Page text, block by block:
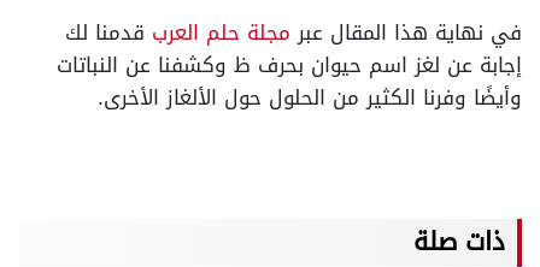
في نهاية هذا المقال عبرمجلة حلم العرب قدمنا لك
إجابة عن لغز اسم حيوان بحرف ظ وكشفنا عن النباتات
وأيضًا وفرنا الكثير من الحلول حول الألغاز الأخرى.
ذات صلة